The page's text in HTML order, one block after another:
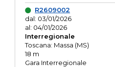
R2609002
dal: 03/01/2026
al: 04/01/2026
Interregionale
Toscana: Massa (MS)
18 m
Gara Interregionale